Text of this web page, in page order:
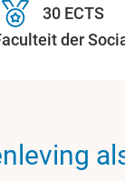
30 ECTS
der